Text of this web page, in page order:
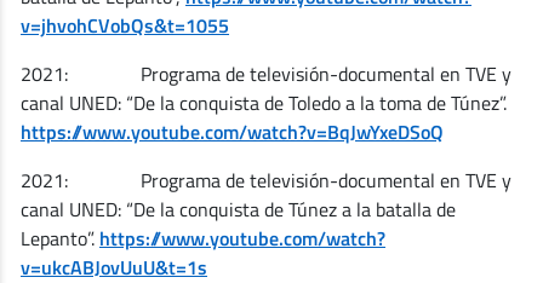
v=jhvohCVobQs&t=1055
2021: Programa de televisión-documental en TVE y
canal UNED: “De la conquista de Toledo a la toma de Túnez”.
https://www.youtube.com/watch?v=BqJwYxeDSoQ
2021: Programa de televisión-documental en TVE y
canal UNED: “De la conquista de Túnez a la batalla de
Lepanto”. https://www.youtube.com/watch?
v=ukcABJovUuU&t=1s